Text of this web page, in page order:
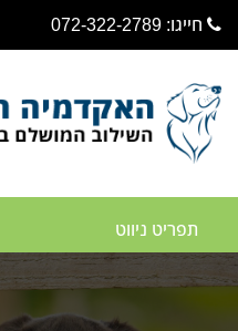
חייגו: 072-322-2789